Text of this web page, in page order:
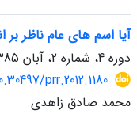
آیا اسم های عام ناظر
دوره 4، شماره 2، آبان 1385، صفحه
prr.2012.1180
محمد صادق زاهدی